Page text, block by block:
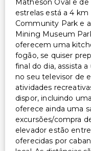
Outros serviços
Check-out
Serviço de
Matheson Oval e
estrelas está a 4
Community Park e
Mining Museum
oferecem uma
fogão, se quiser
final do dia, assista
no seu televisor de
atividades
dispor, incluindo
oferece ainda uma
excursões/compra
elevador estão
oferecidas por